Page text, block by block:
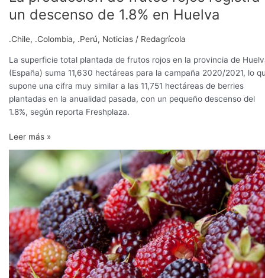
un descenso de 1.8% en Huelva
.Chile, .Colombia, .Perú, Noticias / Redagrícola
La superficie total plantada de frutos rojos en la provincia de
(España) suma 11,630 hectáreas para la campaña 2020/2021, lo
supone una cifra muy similar a las 11,751 hectáreas de berries
plantadas en la anualidad pasada, con un pequeño descenso del
1.8%, según reporta Freshplaza.
producción
de
frutos
registra
un
descenso
de
1.8%
Huelva
Leer más »
Difundieron
oferta
tecnológica
recomendaciones
a
productores
de
mora